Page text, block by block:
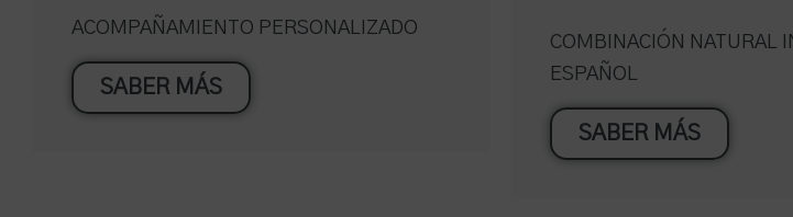
ACOMPAÑAMIENTO PERSONALIZADO
SABER MÁS
COMBINACIÓN NATURAL
ESPAÑOL
SABER MÁS